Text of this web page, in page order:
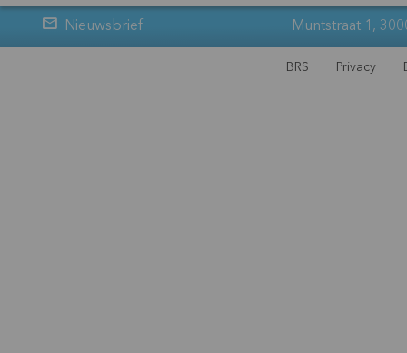
Nieuwsbrief Muntstraat 1,
BRS Privacy